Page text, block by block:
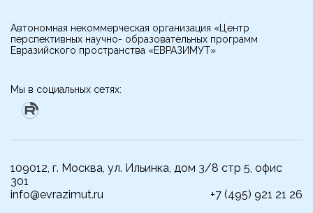
Автономная некоммерческая организация «Центр
перспективных научно- образовательных программ
Евразийского пространства «ЕВРАЗИМУТ»
Мы в социальных сетях:
109012, г. Москва, ул. Ильинка, дом 3/8 стр 5, офис
301
info@evrazimut.ru
+7 (495) 921 21 26